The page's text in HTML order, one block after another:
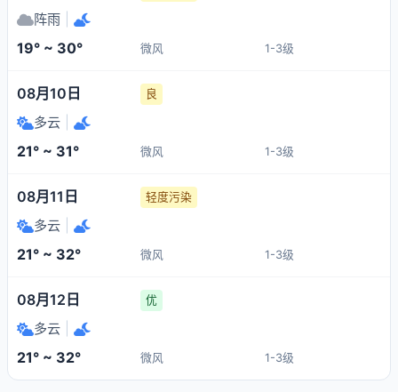
阵雨
19° ~ 30° 微风 1-3级
08月10日 良
多云
21° ~ 31° 微风 1-3级
08月11日 轻度污染
多云
21° ~ 32° 微风 1-3级
08月12日 优
多云
21° ~ 32° 微风 1-3级